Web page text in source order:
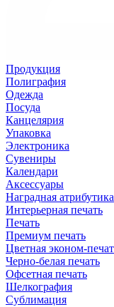
Продукция
Полиграфия
Одежда
Посуда
Канцелярия
Упаковка
Электроника
Сувениры
Календари
Аксессуары
Наградная атрибутика
Интерьерная печать
Печать
Премиум печать
Цветная эконом-
Черно-белая печать
Офсетная печать
Шелкография
Сублимация